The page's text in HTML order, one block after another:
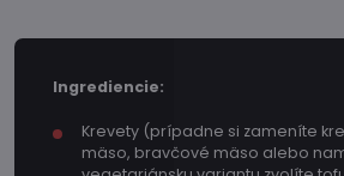
Ingrediencie:
Krevety (prípadne si zameníte
mäso, bravčové mäso alebo